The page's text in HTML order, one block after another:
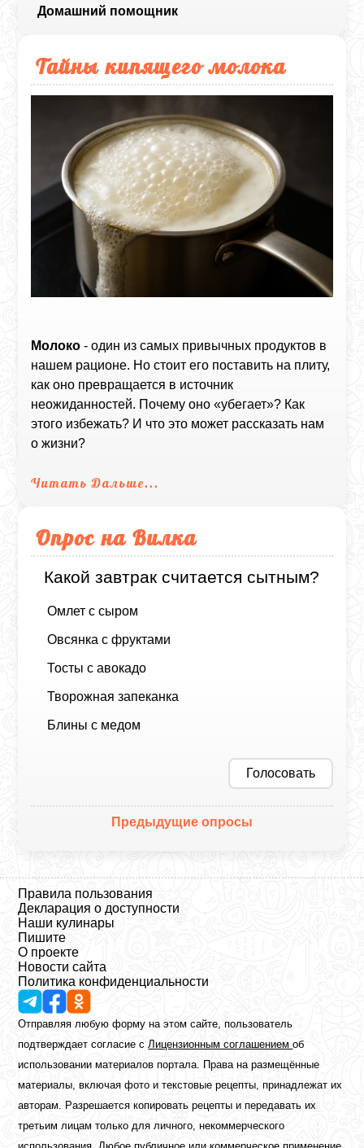
Домашний помощник
Тайны кипящего молока
Молоко - один из самых привычных продуктов в
нашем рационе. Но стоит его поставить на плиту,
как оно превращается в источник
неожиданностей. Почему оно «убегает»? Как
этого избежать? И что это может рассказать нам
о жизни?
Читать Дальше...
Опрос на Вилка
Какой завтрак считается сытным?
Омлет с сыром
Овсянка с фруктами
Тосты с авокадо
Творожная запеканка
Блины с медом
Голосовать
Предыдущие опросы
Правила пользования
Декларация о доступности
Наши кулинары
Пишите
О проекте
Новости сайта
Политика конфиденциальности
Отправляя любую форму на этом сайте, пользователь
подтверждает согласие сЛицензионным соглашениемоб
использовании материалов портала. Права на размещённые
материалы, включая фото и текстовые рецепты, принадлежат их
авторам. Разрешается копировать рецепты и передавать их
третьим лицам только для личного, некоммерческого